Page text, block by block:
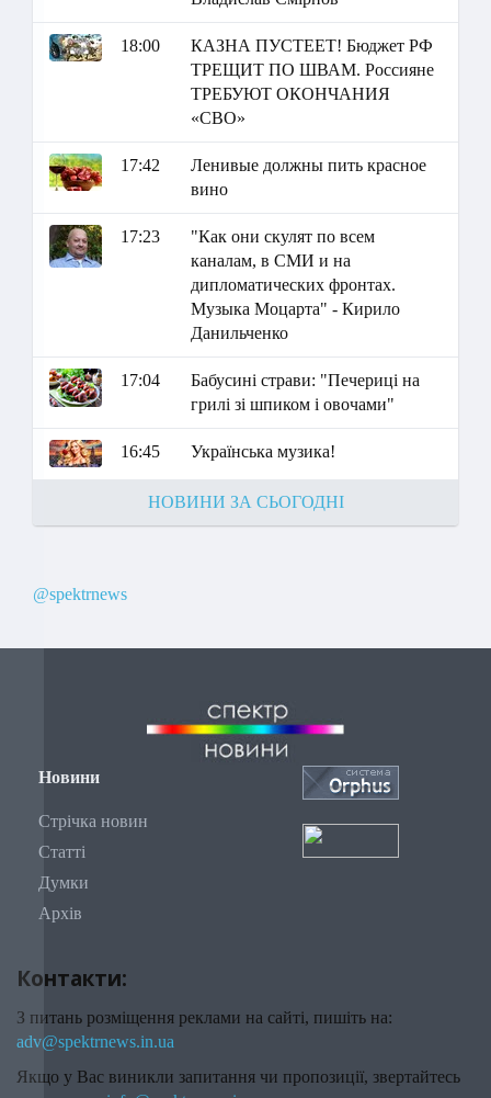
18:00
КАЗНА ПУСТЕЕТ! Бюджет РФ
ТРЕЩИТ ПО ШВАМ. Россияне
ТРЕБУЮТ ОКОНЧАНИЯ
«СВО»
17:42
Ленивые должны пить красное
вино
17:23
"Как они скулят по всем
каналам, в СМИ и на
дипломатических фронтах.
Музыка Моцарта" - Кирило
Данильченко
17:04
Бабусині страви: "Печериці на
грилі зі шпиком і овочами"
16:45 Українська музика!
НОВИНИ ЗА СЬОГОДНІ
@spektrnews
Новини
Стрічка новин
Статті
Думки
Архів
Контакти:
З питань розміщення реклами на сайті, пишіть на:
adv@spektrnews.in.ua
Якщо у Вас виникли запитання чи пропозиції, звертайтесь